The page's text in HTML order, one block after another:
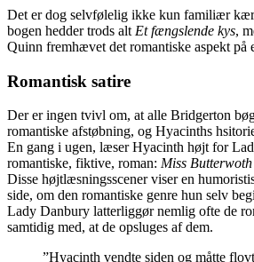
Det er dog selvfølelig ikke kun familiær
bogen hedder trods alt Et fængslende kys,
Quinn fremhævet det romantiske aspekt på
Romantisk satire
Der er ingen tvivl om, at alle Bridgerton
romantiske afstøbning, og Hyacinths
En gang i ugen, læser Hyacinth højt for
romantiske, fiktive, roman: Miss
Disse højtlæsningsscener viser en
side, om den romantiske genre hun selv
Lady Danbury latterliggør nemlig ofte de
samtidig med, at de opsluges af dem.
”Hyacinth vendte siden og måtte